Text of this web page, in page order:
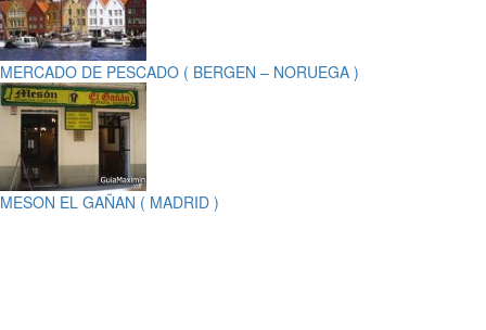
MERCADO DE PESCADO ( BERGEN – NORUEGA )
MESON EL GAÑAN ( MADRID )